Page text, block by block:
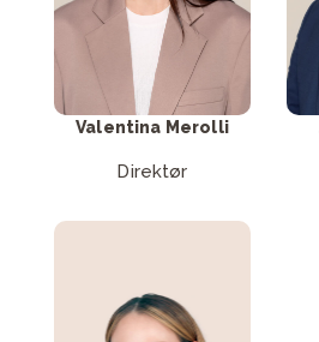
Valentina Merolli
Direktør
Skriv til Michelle